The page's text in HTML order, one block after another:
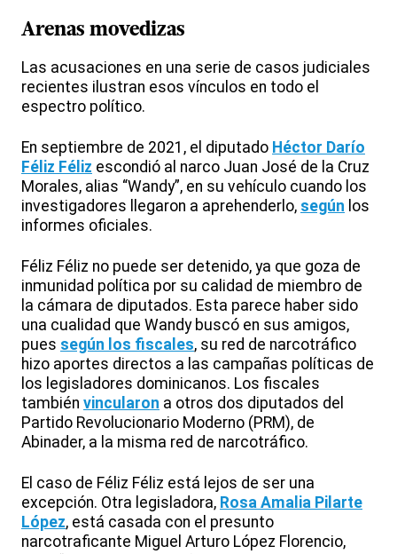
Arenas movedizas
Las acusaciones en una serie de casos judiciales
recientes ilustran esos vínculos en todo el
espectro político.
En septiembre de 2021, el diputado Héctor Darío
Féliz Féliz escondió al narco Juan José de la Cruz
Morales, alias “Wandy”, en su vehículo cuando los
investigadores llegaron a aprehenderlo, según los
informes oficiales.
Féliz Féliz no puede ser detenido, ya que goza de
inmunidad política por su calidad de miembro de
la cámara de diputados. Esta parece haber sido
una cualidad que Wandy buscó en sus amigos,
pues según los fiscales, su red de narcotráfico
hizo aportes directos a las campañas políticas de
los legisladores dominicanos. Los fiscales
también vincu laron a otros dos diputados del
Partido Revolucionario Moderno (PRM), de
Abinader, a la misma red de narcotráfico.
El caso de Féliz Féliz está lejos de ser una
excepción. Otra legisladora, Rosa Amalia Pilarte
López, está casada con el presunto
narcotraficante Miguel Arturo López Florencio,